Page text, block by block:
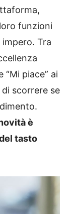
funzioni
Tra
piace” ai
scorrere se
è
tasto